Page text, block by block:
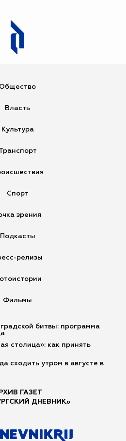
Загрузка...
Общество
Власть
Культура
Спорт
зрения
Подкасты
релизы
Фильмы
битвы: программа
столица»: как принять
сходить утром в августе в
ГАЗЕТ
ДНЕВНИК»